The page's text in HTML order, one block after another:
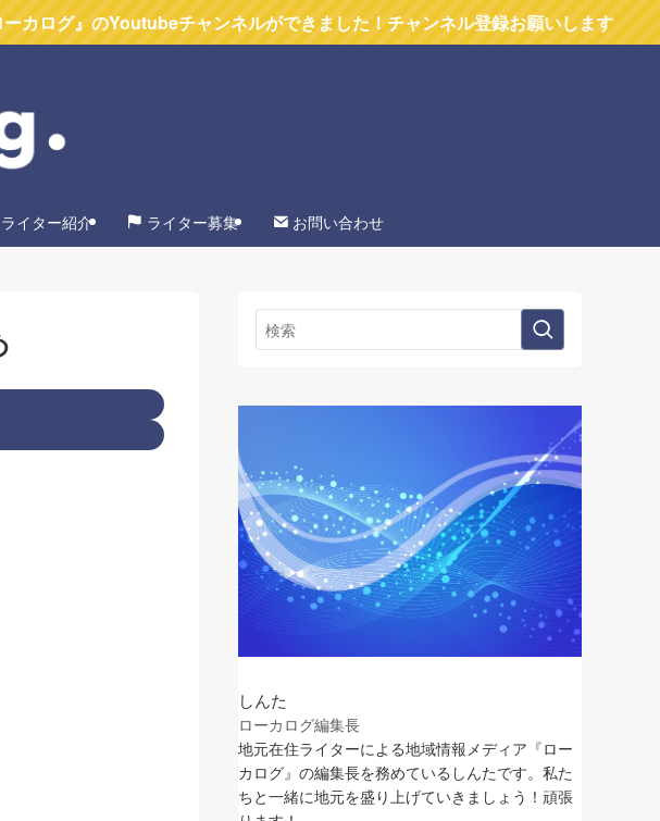
チャンネルができました！チャンネル登録お願いします
ライター紹介 ライター募集 お問い合わせ
しんた
ローカログ編集長
地元在住ライターによる地域情報メディア『ロー
カログ』の編集長を務めているしんたです。私た
ちと一緒に地元を盛り上げていきましょう！頑張